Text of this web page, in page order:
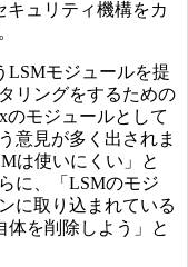
キュリティ機構をカ
LSMモジュールを提
リングをするための
のモジュールとして
意見が多く出されま
は使いにくい」と
に、「LSMのモジ
に取り込まれている
体を削除しよう」と